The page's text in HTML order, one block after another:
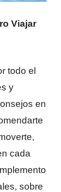
Viajar
todo el
y
en
cada
sobre